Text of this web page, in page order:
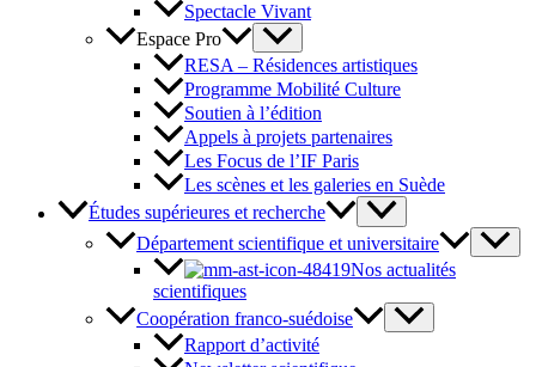
Spectacle Vivant
Espace Pro
RESA – Résidences artistiques
Programme Mobilité Culture
Soutien à l’édition
Appels à projets partenaires
Les Focus de l’IF Paris
Les scènes et les galeries en Suède
Études supérieures et recherche
Département scientifique et universitaire
Nos actualités
scientifiques
Coopération franco-suédoise
Rapport d’activité